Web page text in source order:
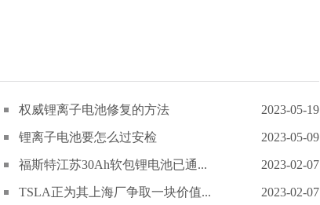
权威锂离子电池修复的方法 2023-05-19
锂离子电池要怎么过安检 2023-05-09
福斯特江苏30Ah软包锂电池已通... 2023-02-07
TSLA正为其上海厂争取一块价值... 2023-02-07